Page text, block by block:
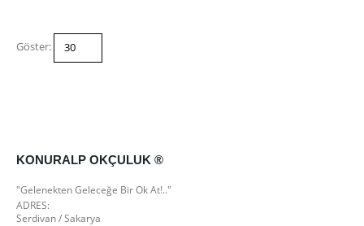
Göster:
KONURALP OKÇULUK ®
"Gelenekten Geleceğe Bir Ok At!.."
ADRES:
Serdivan / Sakarya